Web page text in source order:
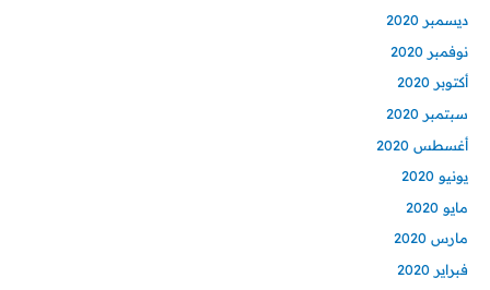
ديسمبر 2020
نوفمبر 2020
أكتوبر 2020
سبتمبر 2020
أغسطس 2020
يونيو 2020
مايو 2020
مارس 2020
فبراير 2020